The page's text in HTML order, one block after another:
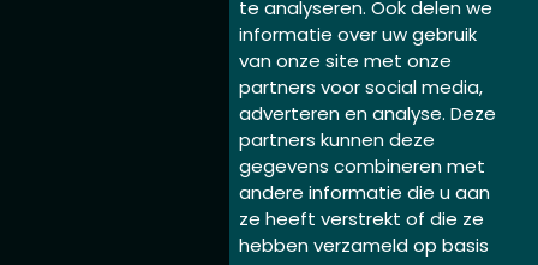
te analyseren. Ook delen we
informatie over uw gebruik
van onze site met onze
partners voor social media,
adverteren en analyse. Deze
partners kunnen deze
gegevens combineren met
andere informatie die u aan
ze heeft verstrekt of die ze
hebben verzameld op basis